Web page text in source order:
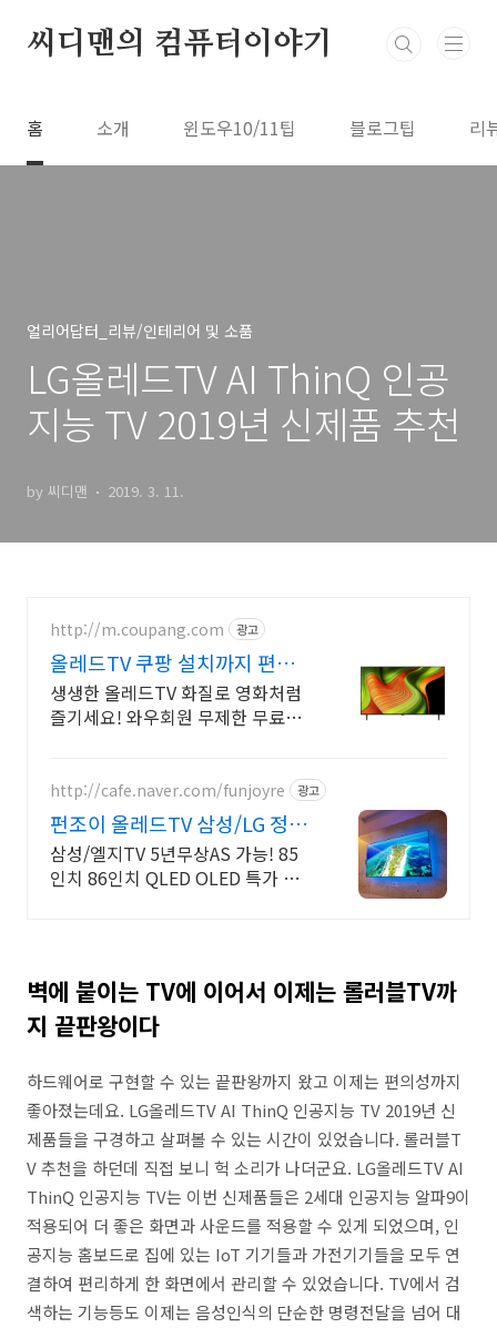
씨디맨의 컴퓨터이야기
홈 소개 윈도우10/11팁 블로그팁 리
얼리어답터_리뷰/인테리어 및 소품
LG올레드TV AI ThinQ 인공
지능 TV 2019년 신제품 추천
by 씨디맨 2019. 3. 11.
http://m.coupang.com 광고
올레드TV 쿠팡 설치까지 편리한
TV
생생한 올레드TV 화질로 영화처럼
즐기세요! 와우회원 무제한 무료배
http://cafe.naver.com/funjoyre 광고
펀조이 올레드TV 삼성/LG 정품
추가비용없음
삼성/엘지TV 5년무상AS 가능! 85
인치 86인치 QLED OLED 특가 국
벽에 붙이는 TV에 이어서 이제는 롤러블TV까
지 끝판왕이다
하드웨어로 구현할 수 있는 끝판왕까지 왔고 이제는 편의성까지
좋아졌는데요. LG올레드TV AI ThinQ 인공지능 TV 2019년 신
제품들을 구경하고 살펴볼 수 있는 시간이 있었습니다. 롤러블T
V 추천을 하던데 직접 보니 헉 소리가 나더군요. LG올레드TV AI
ThinQ 인공지능 TV는 이번 신제품들은 2세대 인공지능 알파9이
적용되어 더 좋은 화면과 사운드를 적용할 수 있게 되었으며, 인
공지능 홈보드로 집에 있는 IoT 기기들과 가전기기들을 모두 연
결하여 편리하게 한 화면에서 관리할 수 있었습니다. TV에서 검
색하는 기능등도 이제는 음성인식의 단순한 명령전달을 넘어 대